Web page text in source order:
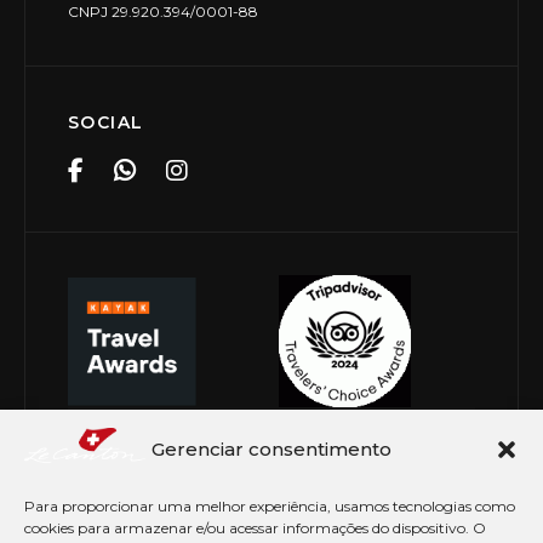
Gerenciar consentimento
Para proporcionar uma melhor experiência, usamos tecnologias como
cookies para armazenar e/ou acessar informações do dispositivo. O
CNPJ 29.920.394/0001-88
SOCIAL